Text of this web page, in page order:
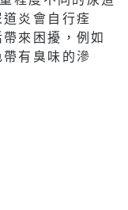
炎會自行痊
來困擾，例如
有臭味的滲